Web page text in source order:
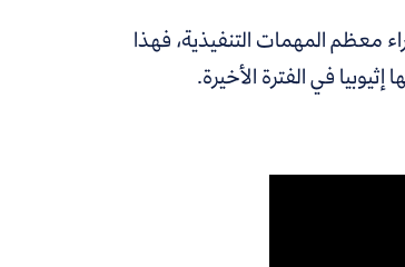
معظم المهمات التنفيذية، فهذا
في الفترة الأخيرة.